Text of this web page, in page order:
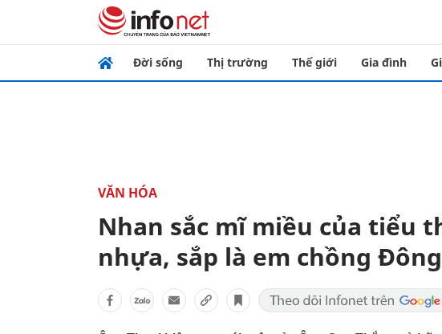
Đời sống Thị trường Thế giới Gia đình
VĂN HÓA
Nhan sắc mĩ miều của tiểu
nhựa, sắp là em chồng